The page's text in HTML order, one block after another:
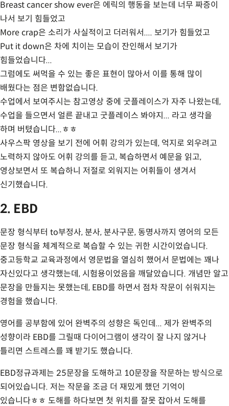
Breast cancer show ever은 에릭의 행동을 보는데 너무 짜증이
나서 보기 힘들었고
More crap은 소리가 사실적이고 더러워서.... 보기가 힘들었고
Put it down은 차에 치이는 모습이 잔인해서 보기가
힘들었습니다...
그럼에도 써먹을 수 있는 좋은 표현이 많아서 이를 통해 많이
배웠다는 점은 변함없습니다.
수업에서 보여주시는 참고영상 중에 굿플레이스가 자주 나왔는데,
수업을 들으면서 얼른 끝내고 굿플레이스 봐야지... 라고 생각을
하며 버텼습니다...ㅎㅎ
사우스팍 영상을 보기 전에 어휘 강의가 있는데, 억지로 외우려고
노력하지 않아도 어휘 강의를 듣고, 복습하면서 예문을 읽고,
영상보면서 또 복습하니 저절로 외워지는 어휘들이 생겨서
신기했습니다.
2. EBD
문장 형식부터 to부정사, 분사, 분사구문, 동명사까지 영어의 모든
문장 형식을 체계적으로 복습할 수 있는 귀한 시간이었습니다.
중고등학교 교육과정에서 영문법을 열심히 했어서 문법에는 꽤나
자신있다고 생각했는데, 시험용이었음을 깨달았습니다. 개념만 알고
문장을 만들지는 못했는데, EBD를 하면서 점차 작문이 쉬워지는
경험을 했습니다.
영어를 공부함에 있어 완벽주의 성향은 독인데... 제가 완벽주의
성향이라 EBD를 그릴때 다이어그램이 생각이 잘 나지 않거나
틀리면 스트레스를 꽤 받기도 했습니다.
EBD정규과제는 25문장을 도해하고 10문장을 작문하는 방식으로
되어있습니다. 저는 작문을 조금 더 재밌게 했던 기억이
있습니다ㅎㅎ 도해를 하다보면 첫 위치를 잘못 잡아서 도해를